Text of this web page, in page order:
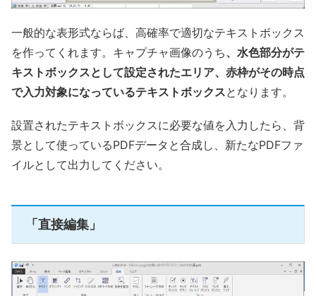
一般的な表形式ならば、高確率で適切なテキストボックス
を作ってくれます。キャプチャ画像のうち、水色部分がテ
キストボックスとして設定されたエリア、赤枠がその時点
で入力対象になっているテキストボックスとなります。
設置されたテキストボックスに必要な値を入力したら、背
景として使っているPDFデータと合成し、新たなPDFファ
イルとして出力してください。
「直接編集」